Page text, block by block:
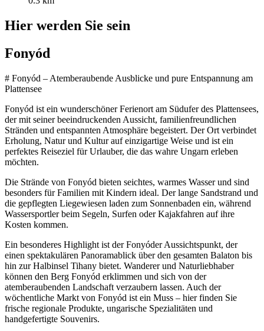
Hier werden Sie sein
Fonyód
# Fonyód – Atemberaubende Ausblicke und pure Entspannung am
Plattensee
Fonyód ist ein wunderschöner Ferienort am Südufer des Plattensees,
der mit seiner beeindruckenden Aussicht, familienfreundlichen
Stränden und entspannten Atmosphäre begeistert. Der Ort verbindet
Erholung, Natur und Kultur auf einzigartige Weise und ist ein
perfektes Reiseziel für Urlauber, die das wahre Ungarn erleben
möchten.
Die Strände von Fonyód bieten seichtes, warmes Wasser und sind
besonders für Familien mit Kindern ideal. Der lange Sandstrand und
die gepflegten Liegewiesen laden zum Sonnenbaden ein, während
Wassersportler beim Segeln, Surfen oder Kajakfahren auf ihre
Kosten kommen.
Ein besonderes Highlight ist der Fonyóder Aussichtspunkt, der
einen spektakulären Panoramablick über den gesamten Balaton bis
hin zur Halbinsel Tihany bietet. Wanderer und Naturliebhaber
können den Berg Fonyód erklimmen und sich von der
atemberaubenden Landschaft verzaubern lassen. Auch der
wöchentliche Markt von Fonyód ist ein Muss – hier finden Sie
frische regionale Produkte, ungarische Spezialitäten und
handgefertigte Souvenirs.